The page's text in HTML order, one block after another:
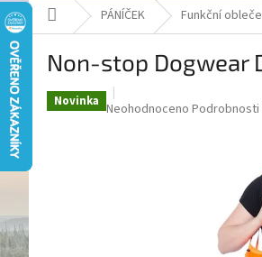
Domů PÁNÍČEK Funkční
Non-stop Dogwear
Novinka Průměrné
Neohodnoceno